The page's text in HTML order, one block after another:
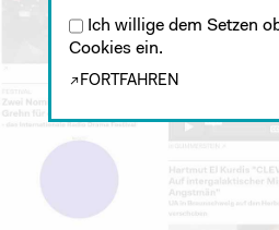
Ich willige dem Setzen
Cookies ein.
FORTFAHREN